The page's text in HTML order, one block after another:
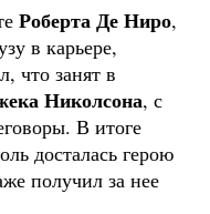
Роберта Де Ниро,
в карьере,
что занят в
Николсона, с
В итоге
досталась герою
получил за нее